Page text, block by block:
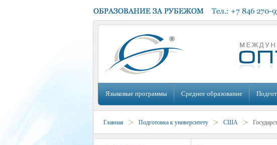
Языковые программы Среднее образование
Главная Подготовка к университету США